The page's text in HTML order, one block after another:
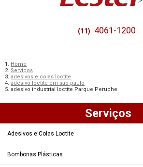
(11) 4061-1200
Home
Serviços
adesivos e colas loctite
adesivo loctite em são paulo
adesivo industrial loctite Parque Peruche
Serviços
Adesivos e Colas Loctite
Bombonas Plásticas